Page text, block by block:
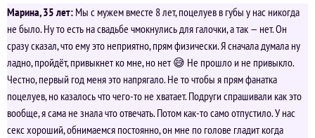
Марина, 35 лет: Мы с мужем вместе 8 лет, поцелуев в губы у нас никогда
не было. Ну то есть на свадьбе чмокнулись для галочки, а так — нет. Он
сразу сказал, что ему это неприятно, прям физически. Я сначала думала ну
ладно, пройдёт, привыкнет ко мне, но нет 😅 Не прошло и не привыкло.
Честно, первый год меня это напрягало. Не то чтобы я прям фанатка
поцелуев, но казалось что чего-то не хватает. Подруги спрашивали как это
вообще, я сама не знала что отвечать. Потом как-то само отпустило. У нас
секс хороший, обнимаемся постоянно, он мне по голове гладит когда